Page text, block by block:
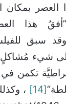
العصر بمكان
هذا
سبق
شيء مُشاكلٍ
تكمن
[14]
،